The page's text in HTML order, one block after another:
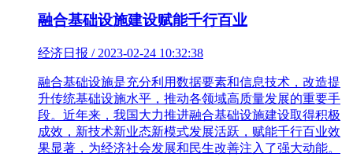
融合基础设施建设赋能千行百业
经济日报 / 2023-02-24 10:32:38
融合基础设施是充分利用数据要素和信息技术，改造提
升传统基础设施水平，推动各领域高质量发展的重要手
段。近年来，我国大力推进融合基础设施建设取得积极
成效，新技术新业态新模式发展活跃，赋能千行百业效
果显著，为经济社会发展和民生改善注入了强大动能。